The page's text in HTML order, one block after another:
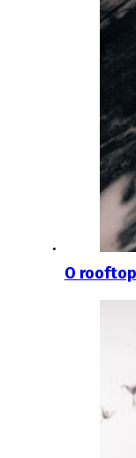
O